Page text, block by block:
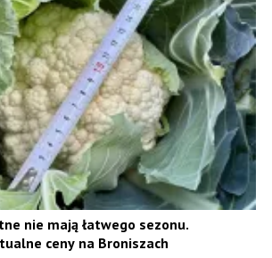
nie mają łatwego sezonu.
ceny na Broniszach